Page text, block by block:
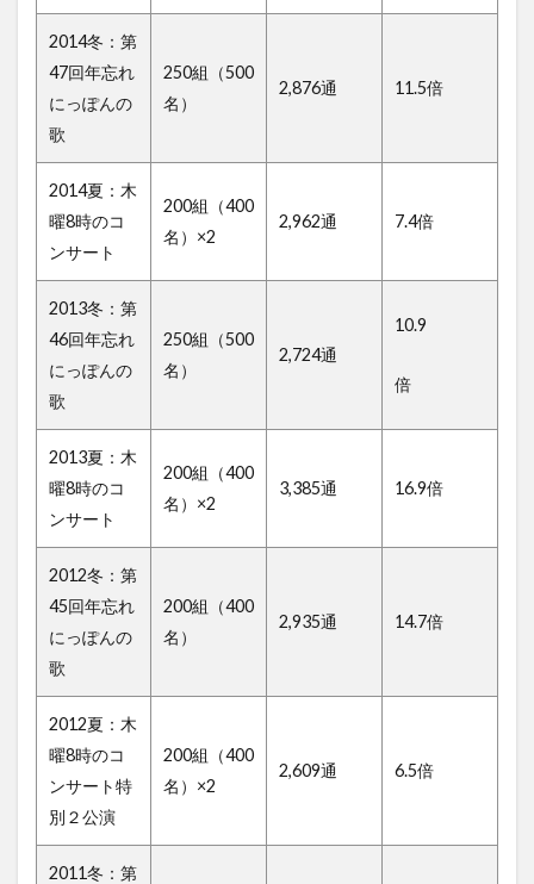
2014冬：第
47回年忘れ
にっぽんの
歌
250組（500
名）
2,876通 11.5倍
2014夏：木
曜8時のコ
ンサート
200組（400
名）×2
2,962通 7.4倍
2013冬：第
46回年忘れ
にっぽんの
歌
250組（500
名）
2,724通
10.9
倍
2013夏：木
曜8時のコ
ンサート
200組（400
名）×2
3,385通 16.9倍
2012冬：第
45回年忘れ
にっぽんの
歌
200組（400
名）
2,935通 14.7倍
2012夏：木
曜8時のコ
ンサート特
別２公演
200組（400
名）×2
2,609通 6.5倍
2011冬：第